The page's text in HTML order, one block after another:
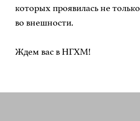
которых проявилась не
во внешности.
Ждем вас в НГХМ!